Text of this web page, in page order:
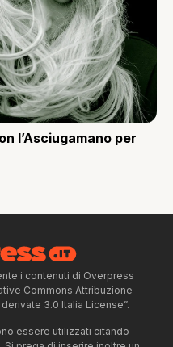
l’Asciugamano per
i contenuti di Overpress
Commons Attribuzione –
3.0 Italia License”.
essere utilizzati citando